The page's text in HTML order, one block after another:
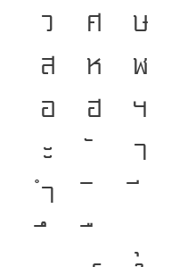
ว
ศ
ษ
ส
ห
ฬ
อ
ฮ
ฯ
ะ
า
ำ